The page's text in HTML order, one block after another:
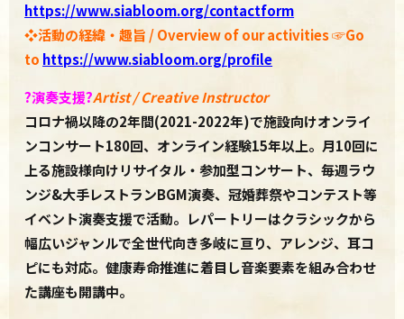
https://www.siabloom.org/contactform
❖活動の経緯・趣旨 / Overview of our activities ☞Go
to https://www.siabloom.org/profile
?演奏支援?Artist / Creative Instructor
コロナ禍以降の2年間(2021-2022年)で施設向けオンライ
ンコンサート180回、オンライン経験15年以上。月10回に
上る施設様向けリサイタル・参加型コンサート、毎週ラウ
ンジ&大手レストランBGM演奏、冠婚葬祭やコンテスト等
イベント演奏支援で活動。レパートリーはクラシックから
幅広いジャンルで全世代向き多岐に亘り、アレンジ、耳コ
ピにも対応。健康寿命推進に着目し音楽要素を組み合わせ
た講座も開講中。